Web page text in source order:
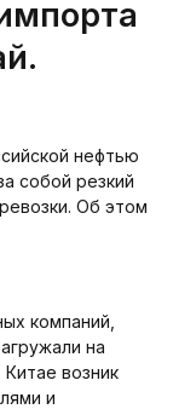
нефтью
собой резкий
Об этом
компаний,
на
возник
и